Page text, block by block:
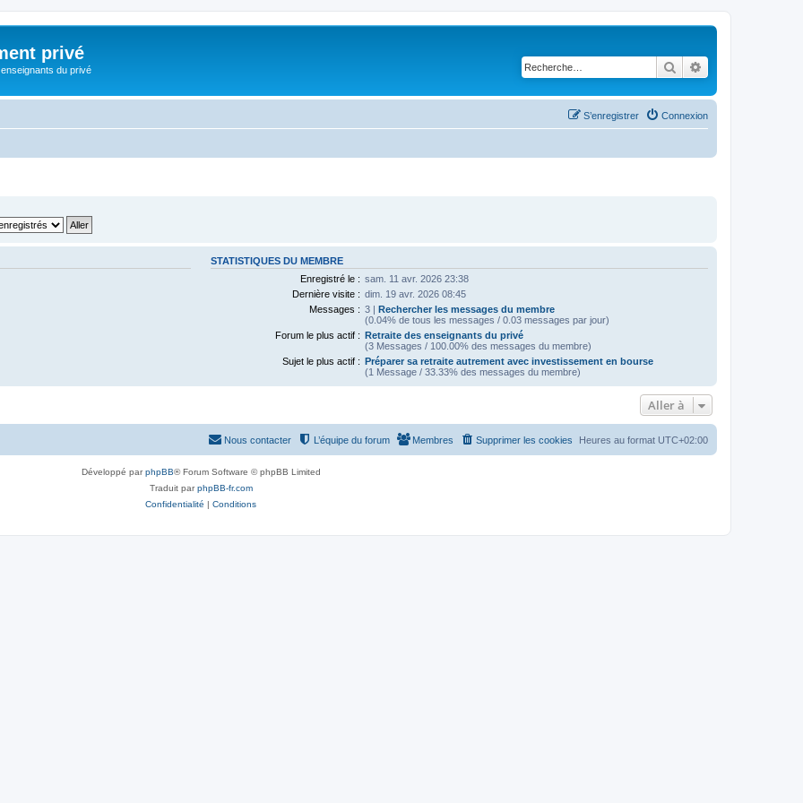
privé
du privé Rechercher
Connexion
S’enregistrer
STATISTIQUES DU MEMBRE
Enregistré le : sam. 11 avr. 2026 23:38
Dernière visite : dim. 19 avr. 2026 08:45
Messages : 3 | Rechercher les messages du membre
(0.04% de tous les messages / 0.03 messages par jour)
Forum le plus actif : Retraite des enseignants du privé
(3 Messages / 100.00% des messages du membre)
Sujet le plus actif : Préparer sa retraite autrement avec investissement en bourse
(1 Message / 33.33% des messages du membre)
Aller à
Heures au format UTC+02:00
Supprimer les cookies
Membres
L’équipe du forum
Nous contacter
Développé parphpBB® Forum Software © phpBB Limited
Traduit parphpBB-fr.com
Confidentialité | Conditions